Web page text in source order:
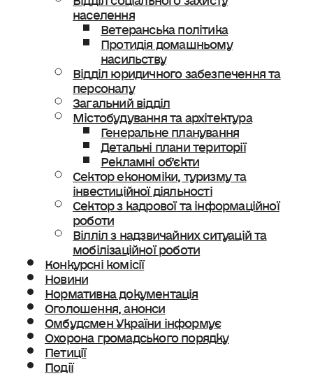
населення
Ветеранська політика
Протидія домашньому
насильству
Відділ юридичного забезпечення та
персоналу
Загальний відділ
Містобудування та архітектура
Генеральне планування
Детальні плани території
Рекламні об’єкти
Сектор економіки, туризму та
інвестиційної діяльності
Сектор з кадрової та інформаційної
роботи
Вілліл з надзвичайних ситуацій та
мобілізаційної роботи
Конкурсні комісії
Новини
Нормативна документація
Оголошення, анонси
Омбудсмен України інформує
Охорона громадського порядку
Петиції
Події